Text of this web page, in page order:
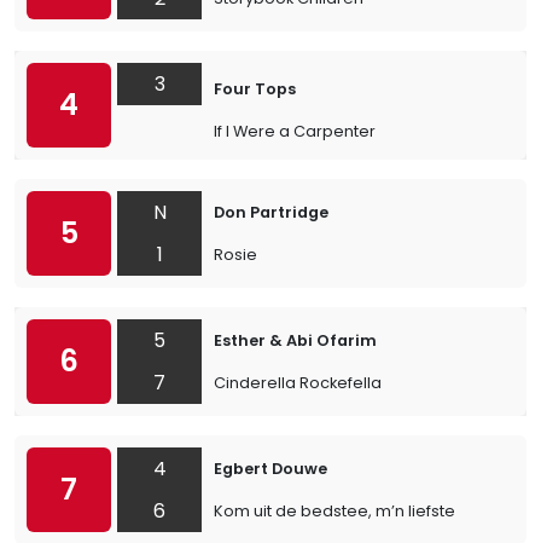
4
3 Four Tops
If I Were a Carpenter
5
N
1
Don Partridge
Rosie
6
5
7
Esther & Abi Ofarim
Cinderella Rockefella
7
4
6
Egbert Douwe
Kom uit de bedstee, m’n liefste